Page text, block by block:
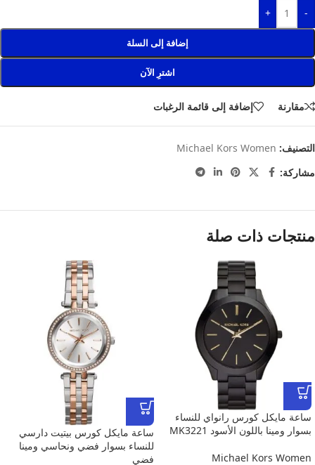
-
+
إضافة إلى السلة
اشترِ الآن
مقارنة إضافة إلى قائمة الرغبات
التصنيف: Michael Kors Women
مشاركة:
منتجات ذات صلة
ساعة مايكل كورس رانواي للنساء
بسوار ومينا باللون الأسود MK3221
Michael Kors Women
ساعة مايكل كورس بيتيت دارسي
للنساء بسوار فضي ونحاسي ومينا
فضي